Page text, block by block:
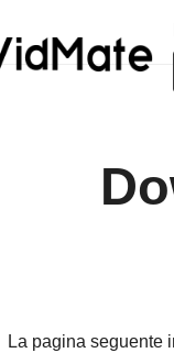
La pagina seguente